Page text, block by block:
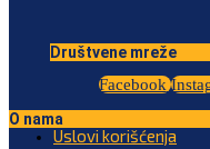
Društvene mreže
Facebook
O nama
Uslovi korišćenja